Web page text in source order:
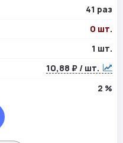
41 раз
0 шт.
1 шт.
10,88 ₽ / шт.
2 %